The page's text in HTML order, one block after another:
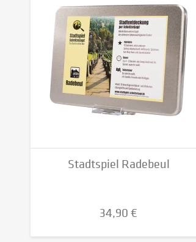
Stadtspiel Radebeul
34,90 €